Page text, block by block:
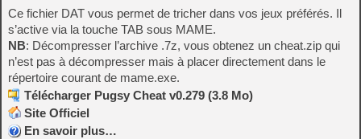
Ce fichier DAT vous permet de tricher dans vos jeux préférés. Il
s’active via la touche TAB sous MAME.
NB: Décompresser l’archive .7z, vous obtenez un cheat.zip qui
n’est pas à décompresser mais à placer directement dans le
répertoire courant de mame.exe.
Télécharger Pugsy Cheat v0.279 (3.8 Mo)
Site Officiel
En savoir plus…